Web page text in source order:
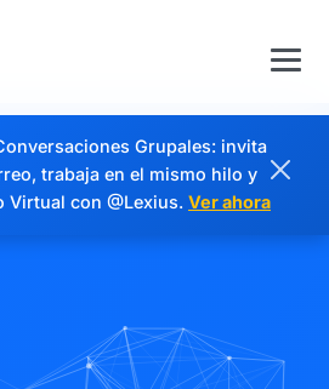
Grupales: invita
trabaja en el mismo hilo y
Virtual con @Lexius. Ver ahora